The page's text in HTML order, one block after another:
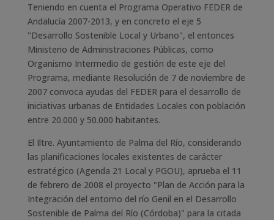
Teniendo en cuenta el Programa Operativo FEDER de
Andalucía 2007-2013, y en concreto el eje 5
"Desarrollo Sostenible Local y Urbano", el entonces
Ministerio de Administraciones Públicas, como
Organismo Intermedio de gestión de este eje del
Programa, mediante Resolución de 7 de noviembre de
2007 convoca ayudas del FEDER para el desarrollo de
iniciativas urbanas de Entidades Locales con población
entre 20.000 y 50.000 habitantes.
El Iltre. Ayuntamiento de Palma del Río, considerando
las planificaciones locales existentes de carácter
estratégico (Agenda 21 Local y PGOU), aprueba el 11
de febrero de 2008 el proyecto "Plan de Acción para la
Integración del entorno del río Genil en el Desarrollo
Sostenible de Palma del Río (Córdoba)" para la citada